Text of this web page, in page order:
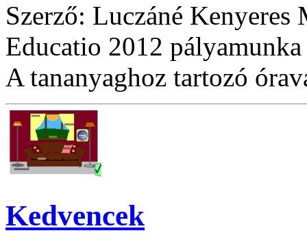
Szerző: Luczáné Kenyeres
Educatio 2012 pályamunka
A tananyaghoz tartozó
Kedvencek